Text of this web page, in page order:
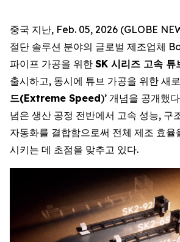
중국 지난, Feb. 05, 2026 (GLOBE
절단 솔루션 분야의 글로벌 제조업체
파이프 가공을 위한 SK 시리즈 고속 튜
출시하고, 동시에 튜브 가공을 위한 새
드(Extreme Speed)’ 개념을 공개했
념은 생산 공정 전반에서 고속 성능, 구
자동화를 결합함으로써 전체 제조 효율
시키는 데 초점을 맞추고 있다.